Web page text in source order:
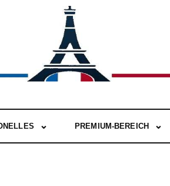
PREMIUM-BEREICH